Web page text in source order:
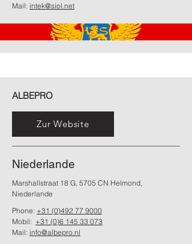
Mail: intek@siol.net
ALBEPRO
Zur Website
Niederlande
Marshallstraat 18 G, 5705 CN Helmond,
Niederlande
Phone: +31 (0)492 77 9000
Mobil: +31 (0)6 145 33 073
Mail: info@albepro.nl